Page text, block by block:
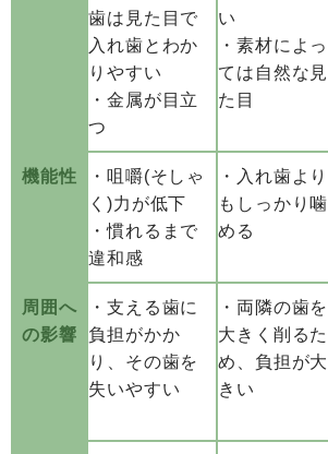
歯は見た目で
入れ歯とわか
りやすい
・金属が目立
つ
い
・素材によっ
ては自然な見
た目
機能性
・咀嚼(そしゃ
く)力が低下
・慣れるまで
違和感
・入れ歯より
もしっかり噛
める
周囲へ
の影響
・支える歯に
負担がかか
り、その歯を
失いやすい
・両隣の歯を
大きく削るた
め、負担が大
きい